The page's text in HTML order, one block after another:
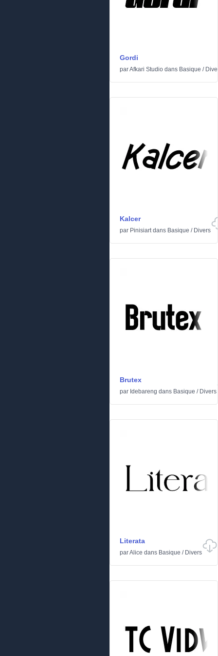
Gordi
parAfkari Studio dans Basique /
Kalcer
par Pinisiartdans Basique / Divers
Brutex
par Idebareng dans Basique / Divers
Literata
parAlice dans Basique / Divers